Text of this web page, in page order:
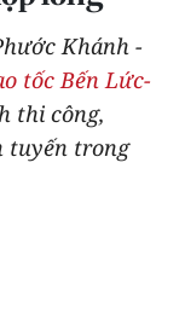
Khánh -
tốc Bến Lức-
thi công,
tuyến trong